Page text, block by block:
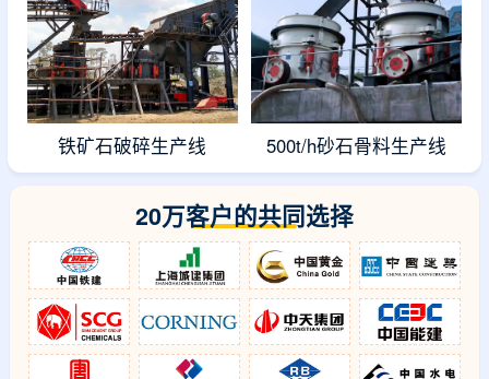
铁矿石破碎生产线 500t/h砂石骨料生产线
20万客户的共同选择